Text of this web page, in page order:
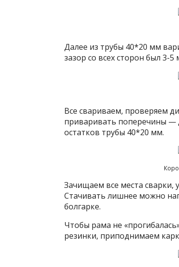
Далее из трубы 40*20 мм
зазор со всех сторон был 3-
Все свариваем, проверяем
приваривать поперечины —
остатков трубы 40*20 мм.
Зачищаем все места
Стачивать лишнее можно
болгарке.
Чтобы рама не
резинки, приподнимаем